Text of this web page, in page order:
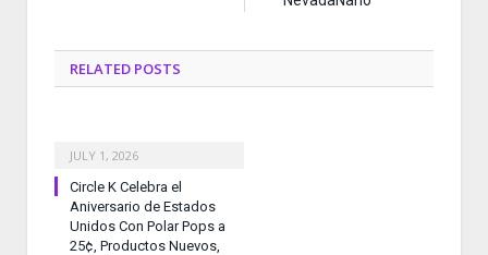
RELATED POSTS
JULY 1, 2026
Circle K Celebra el
Aniversario de Estados
Unidos Con Polar Pops a
25¢, Productos Nuevos,